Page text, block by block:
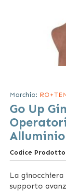
galleria
di
immagini
Marchio:
Go Up
Alluminio
Codice Prodotto
La
supporto